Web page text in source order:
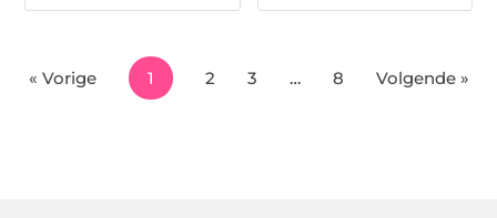
« Vorige 1 2 3 … 8 Volgende »